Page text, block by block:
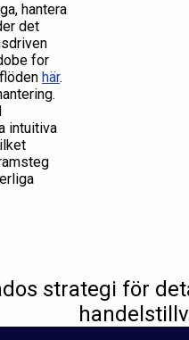
hantera
det
for
här.
intuitiva
strategi för